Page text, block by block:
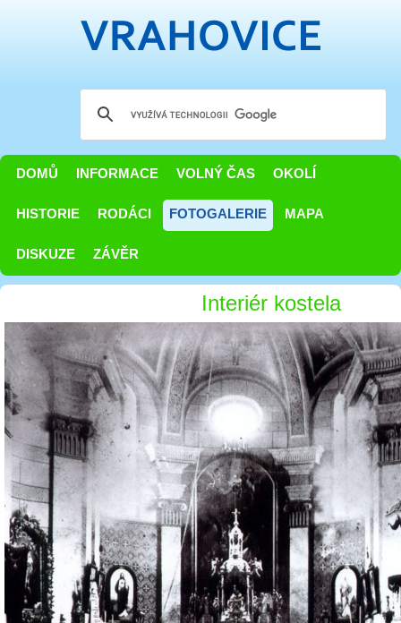
DOMŮ INFORMACE VOLNÝ ČAS OKOLÍ
HISTORIE RODÁCI FOTOGALERIE MAPA
DISKUZE ZÁVĚR
Interiér kostela